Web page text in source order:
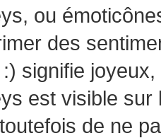
ou
des
signifie
est visible
de ne